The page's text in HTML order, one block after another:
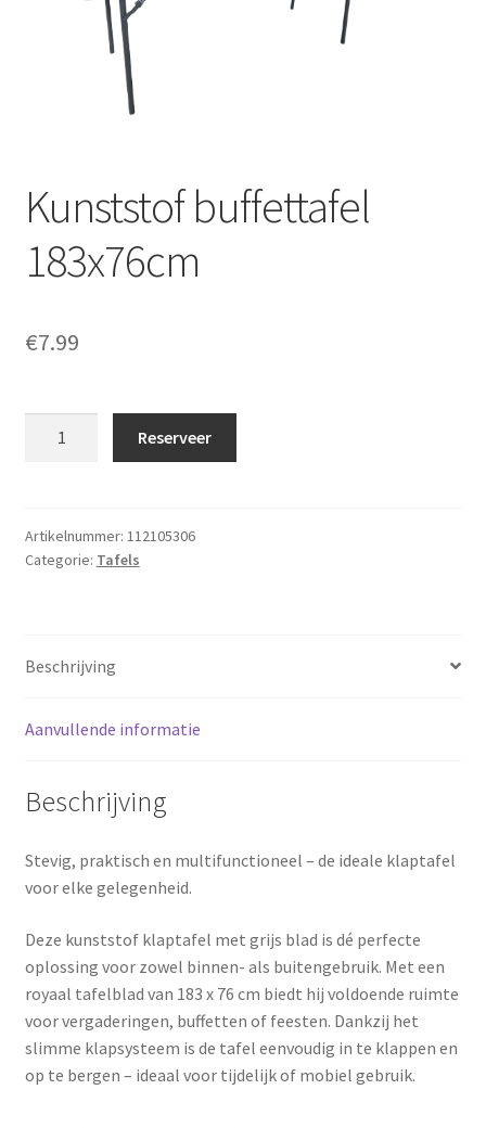
Offerte aanvraag
Kunststof buffettafel
183x76cm
€7.99
Reserveer
Artikelnummer: 112105306
Categorie: Tafels
Beschrijving
Aanvullende informatie
Beschrijving
Stevig, praktisch en multifunctioneel – de ideale klaptafel
voor elke gelegenheid.
Deze kunststof klaptafel met grijs blad is dé perfecte
oplossing voor zowel binnen- als buitengebruik. Met een
royaal tafelblad van 183 x 76 cm biedt hij voldoende ruimte
voor vergaderingen, buffetten of feesten. Dankzij het
slimme klapsysteem is de tafel eenvoudig in te klappen en
op te bergen – ideaal voor tijdelijk of mobiel gebruik.